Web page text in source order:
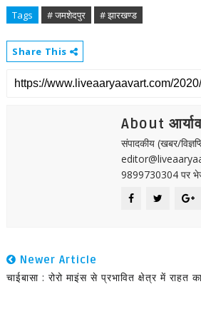
Tags # जमशेदपुर # झारखण्ड
Share This
About
संपादकीय (खबर/
9899730304 पर
Newer Article
चाईबासा : रोरो माइंस से प्रभावित क्षेत्र में राहत